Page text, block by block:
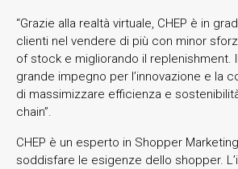
“Grazie alla realtà virtuale, CHEP è in
clienti nel vendere di più con minor
of stock e migliorando il replenishment.
grande impegno per l’innovazione e la
di massimizzare efficienza e
chain”.
CHEP è un esperto in Shopper Marketing
soddisfare le esigenze dello shopper.